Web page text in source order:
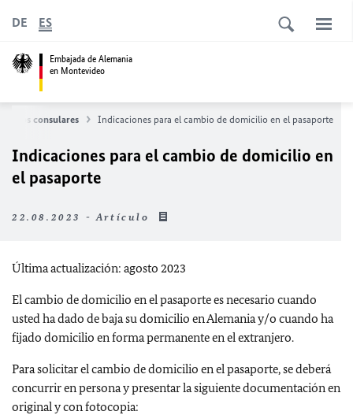
Embajada de Alemania
en Montevideo
DE ES
consulares Indicaciones para el cambio de domicilio en el pasaporte
Indicaciones para el cambio de domicilio en
el pasaporte
22.08.2023 - Artículo
Última actualización: agosto 2023
El cambio de domicilio en el pasaporte es necesario cuando
usted ha dado de baja su domicilio en Alemania y/o cuando ha
fijado domicilio en forma permanente en el extranjero.
Para solicitar el cambio de domicilio en el pasaporte, se deberá
concurrir en persona y presentar la siguiente documentación en
original y con fotocopia: